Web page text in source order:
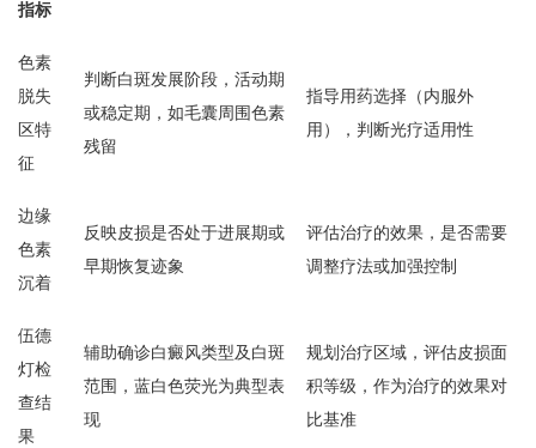
指标
色素
脱失
区特
征
判断白斑发展阶段，活动期
或稳定期，如毛囊周围色素
残留
指导用药选择（内服外
用），判断光疗适用性
边缘
色素
沉着
反映皮损是否处于进展期或
早期恢复迹象
评估治疗的效果，是否需要
调整疗法或加强控制
伍德
灯检
查结
果
辅助确诊白癜风类型及白斑
范围，蓝白色荧光为典型表
现
规划治疗区域，评估皮损面
积等级，作为治疗的效果对
比基准